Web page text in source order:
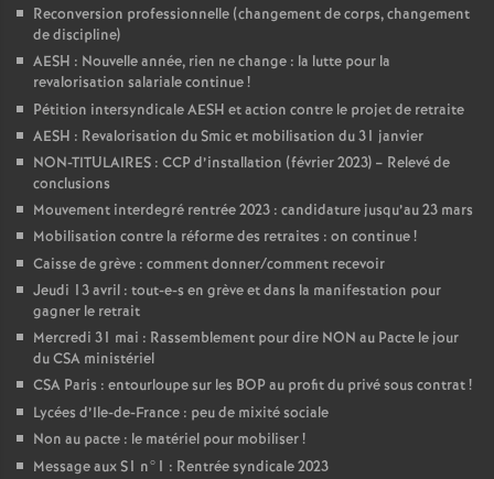
Reconversion professionnelle (changement de corps, changement
de discipline)
AESH : Nouvelle année, rien ne change : la lutte pour la
revalorisation salariale continue!
Pétition intersyndicale AESH et action contre le projet de retraite
AESH : Revalorisation du Smic et mobilisation du 31 janvier
NON-TITULAIRES : CCP d’installation (février 2023) – Relevé de
conclusions
Mouvement interdegré rentrée 2023 : candidature jusqu’au 23 mars
Mobilisation contre la réforme des retraites : on continue!
Caisse de grève : comment donner/comment recevoir
Jeudi 13 avril : tout-e-s en grève et dans la manifestation pour
gagner le retrait
Mercredi 31 mai : Rassemblement pour dire NON au Pacte le jour
du CSA ministériel
CSA Paris : entourloupe sur les BOP au profit du privé sous contrat!
Lycées d’Ile-de-France : peu de mixité sociale
Non au pacte : le matériel pour mobiliser!
Message aux S1 n°1 : Rentrée syndicale 2023